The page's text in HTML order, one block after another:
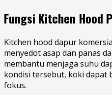
Fungsi Kitchen Hood
Kitchen hood dapur
menyedot asap dan panas
membantu menjaga suhu
kondisi tersebut, koki dapat
fokus.